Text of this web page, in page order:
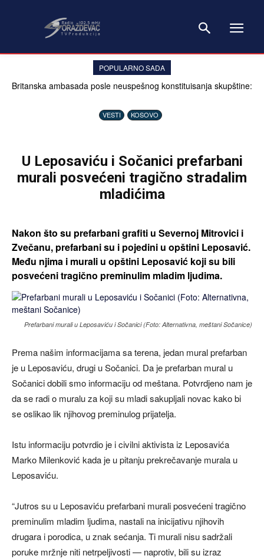
POPULARNO SADA
Britanska ambasada posle neuspešnog konstituisanja skupštine:
VESTI KOSOVO
U Leposaviću i Sočanici prefarbani
murali posvećeni tragično stradalim
mladićima
Nakon što su prefarbani grafiti u Severnoj Mitrovici i
Zvečanu, prefarbani su i pojedini u opštini Leposavić.
Među njima i murali u opštini Leposavić koji su bili
posvećeni tragično preminulim mladim ljudima.
Prefarbani murali u Leposaviću i Sočanici (Foto: Alternativna, meštani Sočanice)
Prema našim informacijama sa terena, jedan mural prefarban
je u Leposaviću, drugi u Sočanici. Da je prefarban mural u
Sočanici dobili smo informaciju od meštana. Potvrdjeno nam je
da se radi o muralu za koji su mladi sakupljali novac kako bi
se oslikao lik njihovog preminulog prijatelja.
Istu informaciju potvrdio je i civilni aktivista iz Leposavića
Marko Milenković kada je u pitanju prekrečavanje murala u
Leposaviću.
“Jutros su u Leposaviću prefarbani murali posvećeni tragično
preminulim mladim ljudima, nastali na inicijativu njihovih
drugara i porodica, u znak sećanja. Ti murali nisu sadržali
poruke mržnje niti netrpeljivosti — naprotiv, bili su izraz